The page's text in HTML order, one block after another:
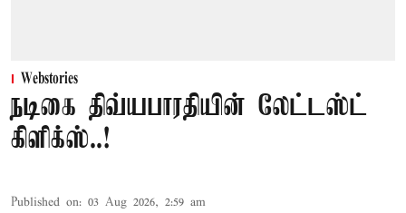
Webstories
நடிகை திவ்யபாரதியின் லேட்டஸ்ட்
கிளிக்ஸ்..!
Published on: 03 Aug 2026, 2:59 am